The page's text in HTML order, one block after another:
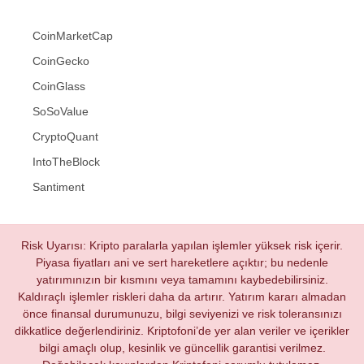
CoinMarketCap
CoinGecko
CoinGlass
SoSoValue
CryptoQuant
IntoTheBlock
Santiment
Risk Uyarısı: Kripto paralarla yapılan işlemler yüksek risk içerir.
Piyasa fiyatları ani ve sert hareketlere açıktır; bu nedenle
yatırımınızın bir kısmını veya tamamını kaybedebilirsiniz.
Kaldıraçlı işlemler riskleri daha da artırır. Yatırım kararı almadan
önce finansal durumunuzu, bilgi seviyenizi ve risk toleransınızı
dikkatlice değerlendiriniz. Kriptofoni’de yer alan veriler ve içerikler
bilgi amaçlı olup, kesinlik ve güncellik garantisi verilmez.